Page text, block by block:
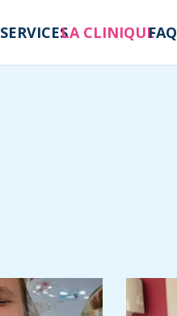
SERVICESLA CLINIQUEFAQ